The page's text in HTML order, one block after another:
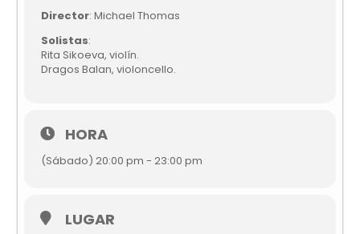
Director: Michael Thomas
Solistas:
Rita Sikoeva, violín.
Dragos Balan, violoncello.
HORA
(Sábado) 20:00 pm - 23:00 pm
LUGAR